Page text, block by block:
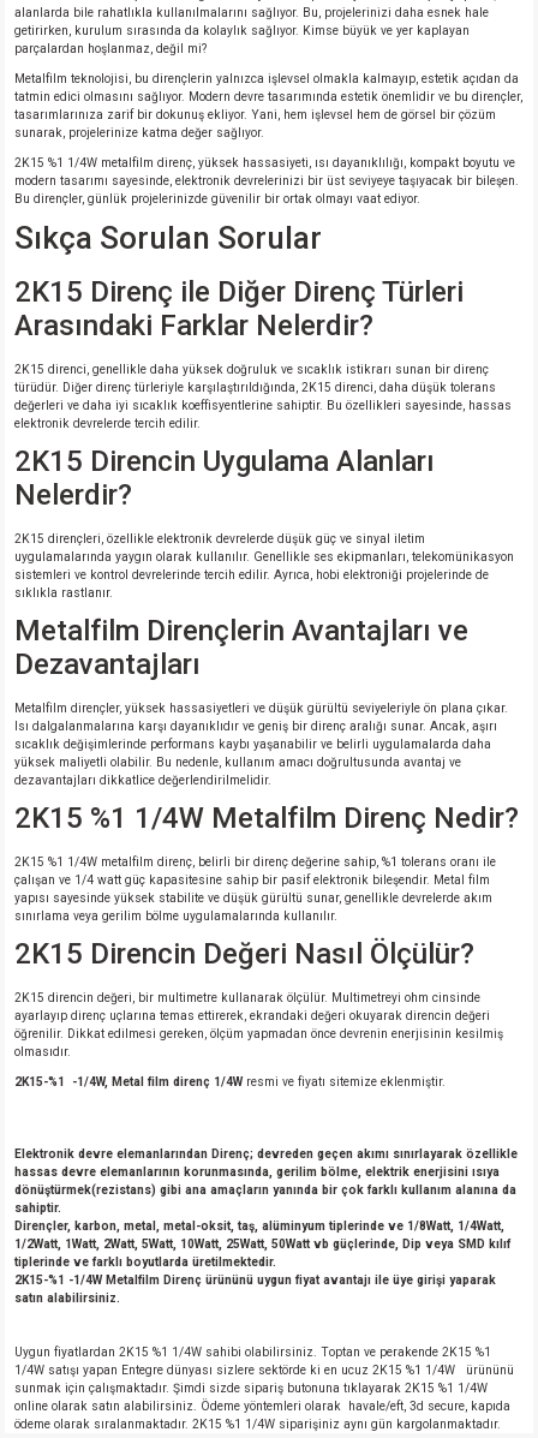
alanlarda bile rahatlıkla kullanılmalarını sağlıyor. Bu, projelerinizi daha esnek hale
getirirken, kurulum sırasında da kolaylık sağlıyor. Kimse büyük ve yer kaplayan
parçalardan hoşlanmaz, değil mi?
Metalfilm teknolojisi, bu dirençlerin yalnızca işlevsel olmakla kalmayıp, estetik açıdan da
tatmin edici olmasını sağlıyor. Modern devre tasarımında estetik önemlidir ve bu dirençler,
tasarımlarınıza zarif bir dokunuş ekliyor. Yani, hem işlevsel hem de görsel bir çözüm
sunarak, projelerinize katma değer sağlıyor.
2K15 %1 1/4W metalfilm direnç, yüksek hassasiyeti, ısı dayanıklılığı, kompakt boyutu ve
modern tasarımı sayesinde, elektronik devrelerinizi bir üst seviyeye taşıyacak bir bileşen.
Bu dirençler, günlük projelerinizde güvenilir bir ortak olmayı vaat ediyor.
Sıkça Sorulan Sorular
2K15 Direnç ile Diğer Direnç Türleri
Arasındaki Farklar Nelerdir?
2K15 direnci, genellikle daha yüksek doğruluk ve sıcaklık istikrarı sunan bir direnç
türüdür. Diğer direnç türleriyle karşılaştırıldığında, 2K15 direnci, daha düşük tolerans
değerleri ve daha iyi sıcaklık koeffisyentlerine sahiptir. Bu özellikleri sayesinde, hassas
elektronik devrelerde tercih edilir.
2K15 Direncin Uygulama Alanları
Nelerdir?
2K15 dirençleri, özellikle elektronik devrelerde düşük güç ve sinyal iletim
uygulamalarında yaygın olarak kullanılır. Genellikle ses ekipmanları, telekomünikasyon
sistemleri ve kontrol devrelerinde tercih edilir. Ayrıca, hobi elektroniği projelerinde de
sıklıkla rastlanır.
Metalfilm Dirençlerin Avantajları ve
Dezavantajları
Metalfilm dirençler, yüksek hassasiyetleri ve düşük gürültü seviyeleriyle ön plana çıkar.
Isı dalgalanmalarına karşı dayanıklıdır ve geniş bir direnç aralığı sunar. Ancak, aşırı
sıcaklık değişimlerinde performans kaybı yaşanabilir ve belirli uygulamalarda daha
yüksek maliyetli olabilir. Bu nedenle, kullanım amacı doğrultusunda avantaj ve
dezavantajları dikkatlice değerlendirilmelidir.
2K15 %1 1/4W Metalfilm Direnç Nedir?
2K15 %1 1/4W metalfilm direnç, belirli bir direnç değerine sahip, %1 tolerans oranı ile
çalışan ve 1/4 watt güç kapasitesine sahip bir pasif elektronik bileşendir. Metal film
yapısı sayesinde yüksek stabilite ve düşük gürültü sunar, genellikle devrelerde akım
sınırlama veya gerilim bölme uygulamalarında kullanılır.
2K15 Direncin Değeri Nasıl Ölçülür?
2K15 direncin değeri, bir multimetre kullanarak ölçülür. Multimetreyi ohm cinsinde
ayarlayıp direnç uçlarına temas ettirerek, ekrandaki değeri okuyarak direncin değeri
öğrenilir. Dikkat edilmesi gereken, ölçüm yapmadan önce devrenin enerjisinin kesilmiş
olmasıdır.
2K15-%1 -1/4W, Metal film direnç 1/4Wresmi ve fiyatı sitemize eklenmiştir.
Elektronik devre elemanlarından Direnç; devreden geçen akımı sınırlayarak özellikle
hassas devre elemanlarının korunmasında, gerilim bölme, elektrik enerjisini ısıya
dönüştürmek(rezistans) gibi ana amaçların yanında bir çok farklı kullanım alanına da
sahiptir.
Dirençler, karbon, metal, metal-oksit, taş, alüminyum tiplerinde ve 1/8Watt, 1/4Watt,
1/2Watt, 1Watt, 2Watt, 5Watt, 10Watt, 25Watt, 50Watt vb güçlerinde, Dip veya SMD kılıf
tiplerinde ve farklı boyutlarda üretilmektedir.
2K15-%1 -1/4W Metalfilm Direnç ürününü uygun fiyat avantajı ile üye girişi yaparak
satın alabilirsiniz.
Uygun fiyatlardan 2K15 %1 1/4W sahibi olabilirsiniz. Toptan ve perakende 2K15 %1
1/4W satışı yapan Entegre dünyası sizlere sektörde ki en ucuz 2K15 %1 1/4W ürününü
sunmak için çalışmaktadır. Şimdi sizde sipariş butonuna tıklayarak 2K15 %1 1/4W
online olarak satın alabilirsiniz. Ödeme yöntemleri olarak havale/eft, 3d secure, kapıda
ödeme olarak sıralanmaktadır. 2K15 %1 1/4W siparişiniz aynı gün kargolanmaktadır.